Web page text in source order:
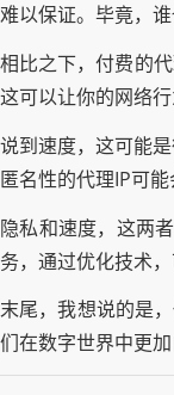
难以保证。毕竟，
相比之下，付费的
这可以让你的网络
说到速度，这可能
匿名性的代理IP可
隐私和速度，这两
务，通过优化技术
末尾，我想说的是
们在数字世界中更